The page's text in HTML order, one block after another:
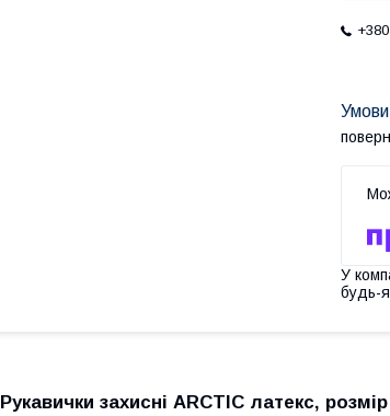
У
будь-
Рукавички захисні ARCTIC латекс, розмір